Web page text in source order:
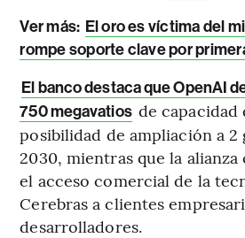
Ver más: El oro es víctima del
rompe soporte clave por
El banco destaca que OpenAI
750 megavatios de
posibilidad de ampliación a 2
2030, mientras que la alianza
el acceso comercial de la
Cerebras a clientes
desarrolladores.